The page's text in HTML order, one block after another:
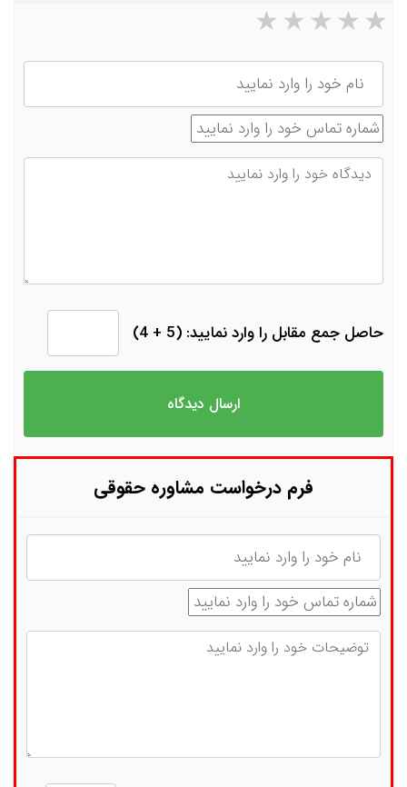
۵ ستاره از ۵ ۴ ستاره از ۵ ۳ ستاره از ۵ ۲ ستاره از ۵
نام
شماره تماس
دیدگاه
حاصل جمع مقابل را وارد نمایید: (5 + 4)
فرم درخواست مشاوره حقوقی
نام
شماره تماس
توضیحات